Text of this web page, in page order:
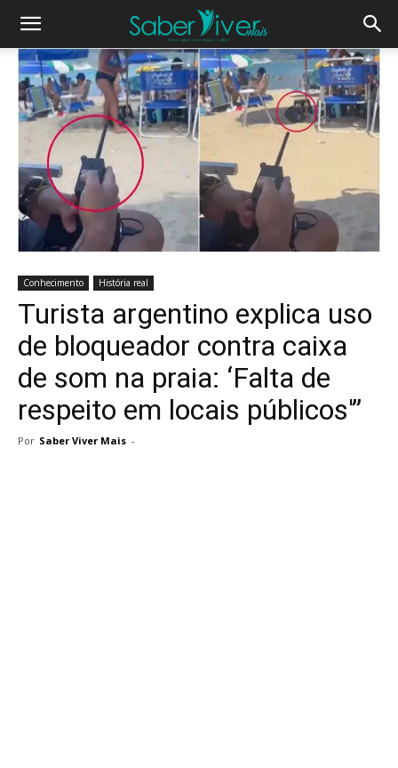
Conhecimento História real
Turista argentino explica uso
de bloqueador contra caixa
de som na praia: ‘Falta de
respeito em locais públicos'”
Por Saber Viver Mais -